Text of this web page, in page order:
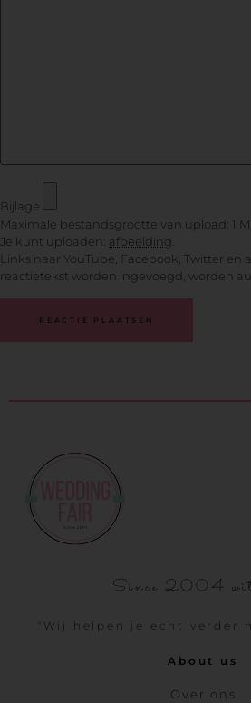
Bijlage
Maximale bestandsgrootte van upload: 1
Je kunt uploaden: afbeelding.
Links naar YouTube, Facebook, Twitter en
reactietekst worden ingevoegd, worden
Since 2004
"Wij helpen je echt verder
About us
Over ons